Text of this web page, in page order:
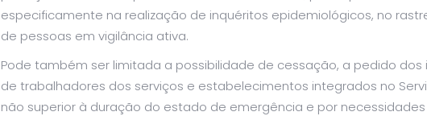
especificamente na realização de inquéritos epidemiológicos, no
de pessoas em vigilância ativa.
Pode também ser limitada a possibilidade de cessação, a pedido dos
de trabalhadores dos serviços e estabelecimentos integrados no
não superior à duração do estado de emergência e por